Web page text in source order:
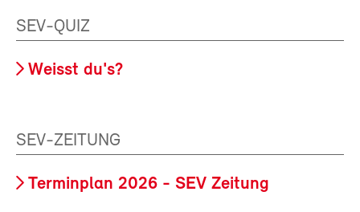
SEV-QUIZ
Weisst du's?
SEV-ZEITUNG
Terminplan 2026 - SEV Zeitung